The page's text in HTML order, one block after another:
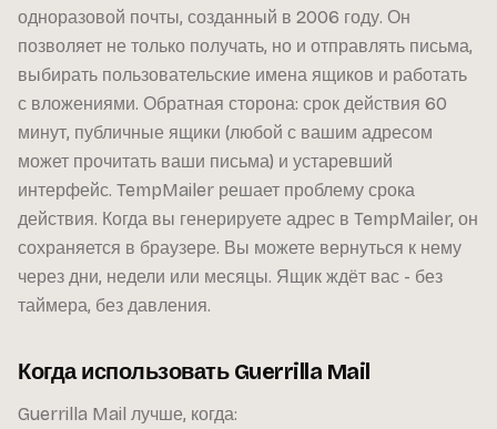
одноразовой почты, созданный в 2006 году. Он
позволяет не только получать, но и отправлять письма,
выбирать пользовательские имена ящиков и работать
с вложениями. Обратная сторона: срок действия 60
минут, публичные ящики (любой с вашим адресом
может прочитать ваши письма) и устаревший
интерфейс. TempMailer решает проблему срока
действия. Когда вы генерируете адрес в TempMailer, он
сохраняется в браузере. Вы можете вернуться к нему
через дни, недели или месяцы. Ящик ждёт вас - без
таймера, без давления.
Когда использовать Guerrilla Mail
Guerrilla Mail лучше, когда: